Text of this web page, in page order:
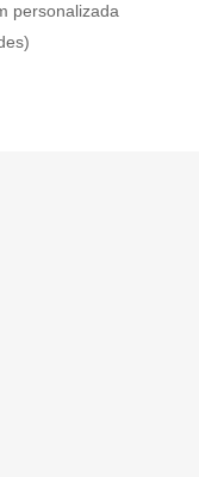
personalizada